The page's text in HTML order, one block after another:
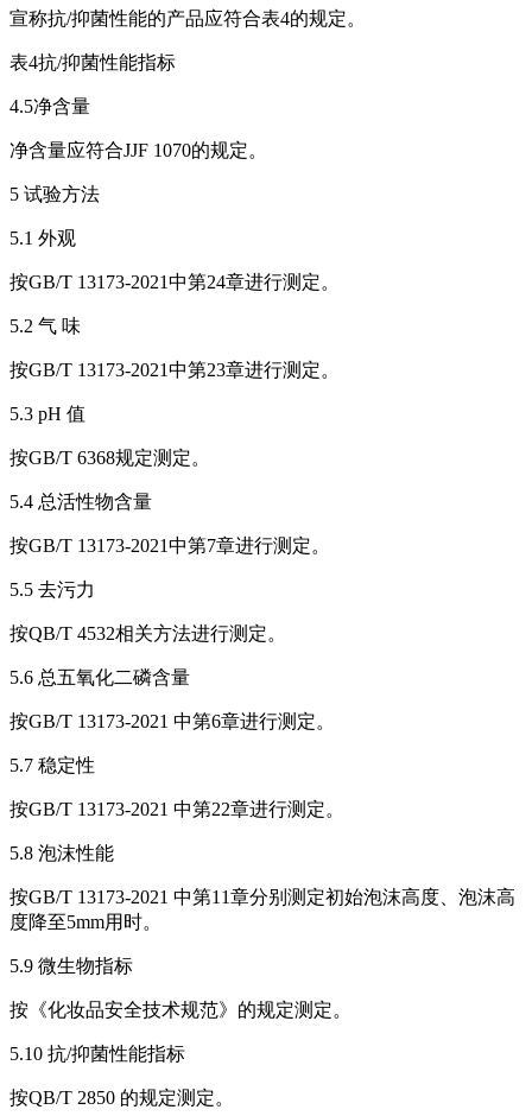
宣称抗/抑菌性能的产品应符合表4的规定。
表4抗/抑菌性能指标
4.5净含量
净含量应符合JJF 1070的规定。
5 试验方法
5.1 外观
按GB/T 13173-2021中第24章进行测定。
5.2 气 味
按GB/T 13173-2021中第23章进行测定。
5.3 pH 值
按GB/T 6368规定测定。
5.4 总活性物含量
按GB/T 13173-2021中第7章进行测定。
5.5 去污力
按QB/T 4532相关方法进行测定。
5.6 总五氧化二磷含量
按GB/T 13173-2021 中第6章进行测定。
5.7 稳定性
按GB/T 13173-2021 中第22章进行测定。
5.8 泡沫性能
按GB/T 13173-2021 中第11章分别测定初始泡沫高度、泡沫高
度降至5mm用时。
5.9 微生物指标
按《化妆品安全技术规范》的规定测定。
5.10 抗/抑菌性能指标
按QB/T 2850 的规定测定。